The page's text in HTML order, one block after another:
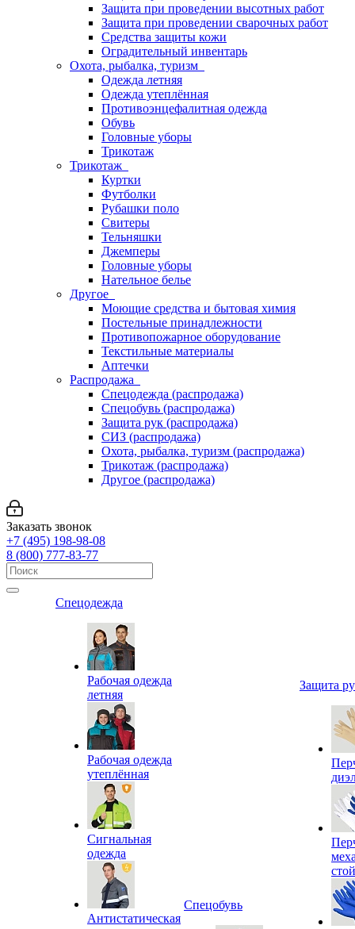
Защита при проведении высотных работ
Защита при проведении сварочных работ
Средства защиты кожи
Оградительный инвентарь
Охота, рыбалка, туризм
Одежда летняя
Одежда утеплённая
Противоэнцефалитная одежда
Обувь
Головные уборы
Трикотаж
Трикотаж
Куртки
Футболки
Рубашки поло
Свитеры
Тельняшки
Джемперы
Головные уборы
Нательное белье
Другое
Моющие средства и бытовая химия
Постельные принадлежности
Противопожарное оборудование
Текстильные материалы
Аптечки
Распродажа
Спецодежда (распродажа)
Спецобувь (распродажа)
Защита рук (распродажа)
СИЗ (распродажа)
Охота, рыбалка, туризм (распродажа)
Трикотаж (распродажа)
Другое (распродажа)
Заказать звонок
+7 (495) 198-98-08
8 (800) 777-83-77
Спецодежда
Рабочая одежда
летняя
Рабочая одежда
утеплённая
Сигнальная
одежда
Антистатическая
Спецобувь
Защита